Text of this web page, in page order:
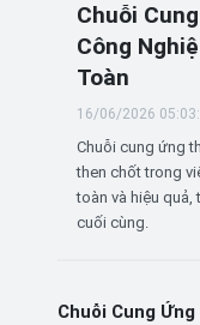
Chuỗi
Công
Toàn
16/06/2026
Chuỗi cung ứng
then chốt trong
toàn và hiệu quả,
cuối cùng.
Chuỗi Cung